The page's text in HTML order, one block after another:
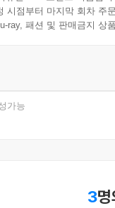
시점부터 마지막 회차 주
ray, 패션 및 판매금지 상
가능
3